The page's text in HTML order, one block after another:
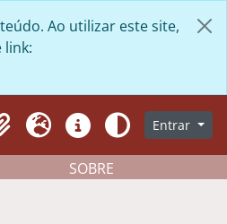
Ao utilizar este site,
link:
Idioma AtalhosAparênciaEntrar
SOBRE